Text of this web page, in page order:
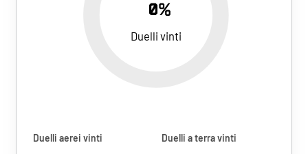
0%
Duelli vinti
Duelli aerei vinti Duelli a terra vinti